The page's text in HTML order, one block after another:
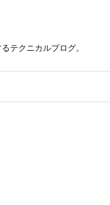
テクニカルブログ。